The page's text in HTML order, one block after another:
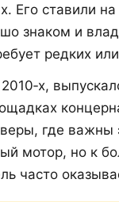
Его ставили
знаком и
редких
где важны
мотор, но к
часто